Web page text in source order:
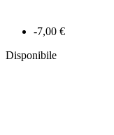
-7,00 €
Disponibile